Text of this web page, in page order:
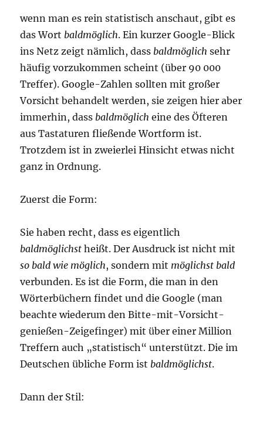
wenn man es rein statistisch anschaut, gibt es
das Wort baldmöglich. Ein kurzer Google-Blick
ins Netz zeigt nämlich, dass baldmöglich sehr
häufig vorzukommen scheint (über 90 000
Treffer). Google-Zahlen sollten mit großer
Vorsicht behandelt werden, sie zeigen hier aber
immerhin, dass baldmöglich eine des Öfteren
aus Tastaturen fließende Wortform ist.
Trotzdem ist in zweierlei Hinsicht etwas nicht
ganz in Ordnung.
Zuerst die Form:
Sie haben recht, dass es eigentlich
baldmöglichst heißt. Der Ausdruck ist nicht mit
so bald wie möglich, sondern mit möglichst bald
verbunden. Es ist die Form, die man in den
Wörterbüchern findet und die Google (man
beachte wiederum den Bitte-mit-Vorsicht-
genießen-Zeigefinger) mit über einer Million
Treffern auch „statistisch“ unterstützt. Die im
Deutschen übliche Form ist baldmöglichst.
Dann der Stil: